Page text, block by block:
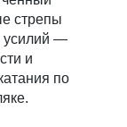
стрепы
усилий —
и
по